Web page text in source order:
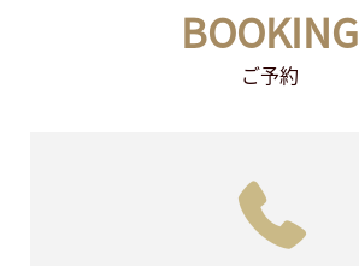
BOOKING
ご予約